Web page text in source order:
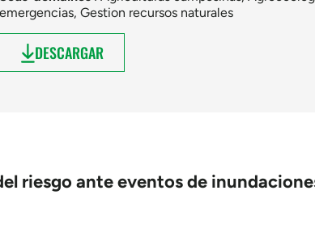
emergencias, Gestion recursos naturales
DESCARGAR
riesgo ante eventos de